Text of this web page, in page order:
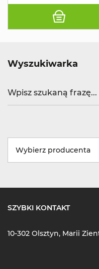
Wyszukiwarka
Wybierz producenta
SZYBKI KONTAKT
10-302 Olsztyn, Marii